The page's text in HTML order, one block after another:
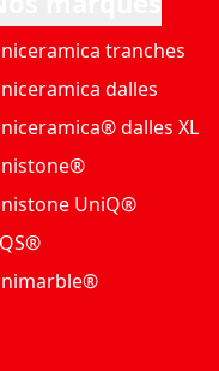
tranches
dalles
dalles XL
UniQ®